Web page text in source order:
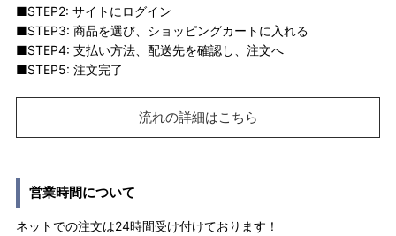
■STEP2: サイトにログイン
■STEP3: 商品を選び、ショッピングカートに入れる
■STEP4: 支払い方法、配送先を確認し、注文へ
■STEP5: 注文完了
流れの詳細はこちら
営業時間について
ネットでの注文は24時間受け付けております！